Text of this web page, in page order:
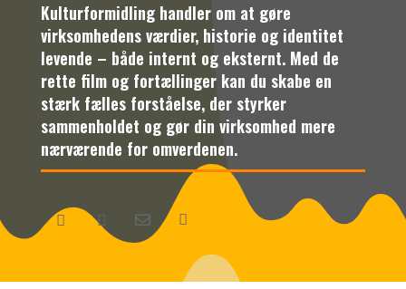
Kulturformidling handler om at gøre
virksomhedens værdier, historie og identitet
levende – både internt og eksternt. Med de
rette film og fortællinger kan du skabe en
stærk fælles forståelse, der styrker
sammenholdet og gør din virksomhed mere
nærværende for omverdenen.
   